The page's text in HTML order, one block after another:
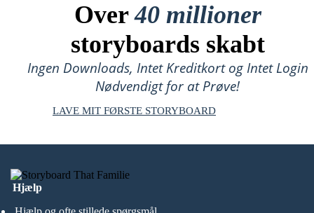
Over40 millioner
storyboards skabt
Ingen Downloads, Intet Kreditkort og Intet Login
Nødvendigt for at Prøve!
LAVE MIT FØRSTE STORYBOARD
Hjælp